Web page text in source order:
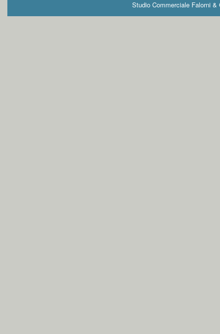
Studio Commerciale Falorni